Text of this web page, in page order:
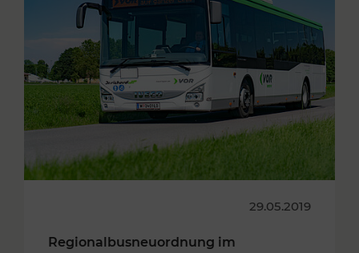
29.05.2019
Regionalbusneuordnung im